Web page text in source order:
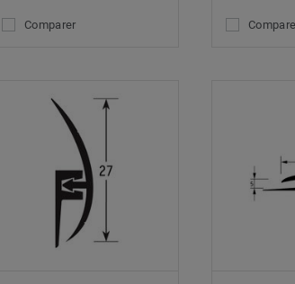
Comparer